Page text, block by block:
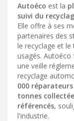
Autoéco est la
suivi du
Elle offre à ses
partenaires des
le recyclage et
usagés.
une veille
recyclage
000
tonnes
référencés,
l'industrie.